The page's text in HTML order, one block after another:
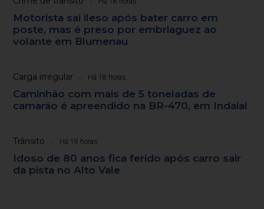
Motorista sai ileso após bater carro em
poste, mas é preso por embriaguez ao
volante em Blumenau
Carga irregular Há 18 horas
Caminhão com mais de 5 toneladas de
camarão é apreendido na BR-470, em Indaial
Trânsito Há 19 horas
Idoso de 80 anos fica ferido após carro sair
da pista no Alto Vale